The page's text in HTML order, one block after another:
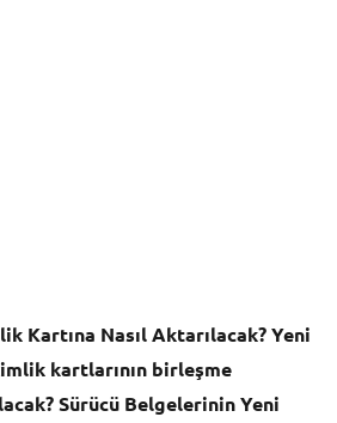
Kartına Nasıl Aktarılacak? Yeni
kartlarının birleşme
Sürücü Belgelerinin Yeni